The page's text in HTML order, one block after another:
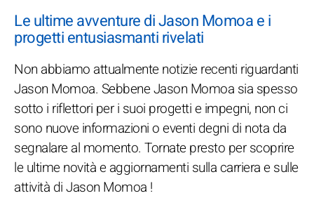
Le ultime avventure di Jason Momoa e i
progetti entusiasmanti rivelati
Non abbiamo attualmente notizie recenti riguardanti
Jason Momoa. Sebbene Jason Momoa sia spesso
sotto i riflettori per i suoi progetti e impegni, non ci
sono nuove informazioni o eventi degni di nota da
segnalare al momento. Tornate presto per scoprire
le ultime novità e aggiornamenti sulla carriera e sulle
attività di Jason Momoa !